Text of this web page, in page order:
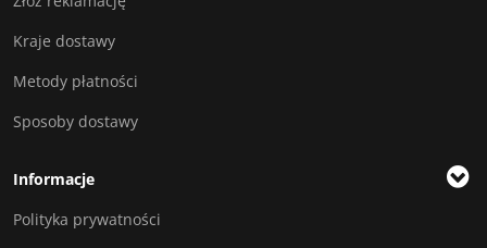
Kraje dostawy
Metody płatności
Sposoby dostawy
Informacje
Polityka prywatności